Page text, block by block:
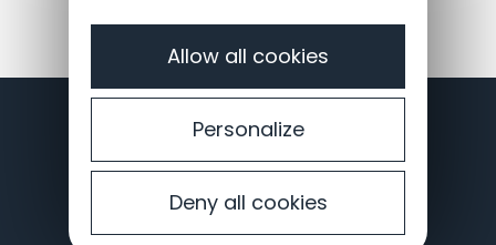
Je veux rester informé 👉
JE M'INSCRIS À LA NEWSLETTER
Allow all cookies
Personalize
Deny all cookies